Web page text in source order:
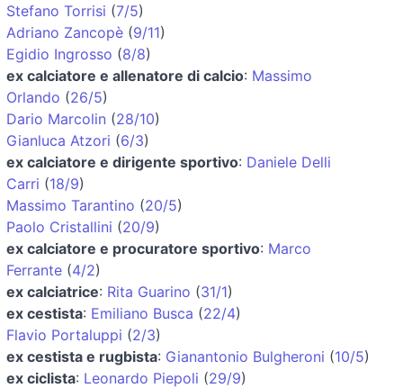
Stefano Torrisi (7/5)
Adriano Zancopè (9/11)
Egidio Ingrosso (8/8)
ex calciatore e allenatore di calcio: Massimo
Orlando (26/5)
Dario Marcolin (28/10)
Gianluca Atzori (6/3)
ex calciatore e dirigente sportivo: Daniele Delli
Carri (18/9)
Massimo Tarantino (20/5)
Paolo Cristallini (20/9)
ex calciatore e procuratore sportivo: Marco
Ferrante (4/2)
ex calciatrice: Rita Guarino (31/1)
ex cestista: Emiliano Busca (22/4)
Flavio Portaluppi (2/3)
ex cestista e rugbista: Gianantonio Bulgheroni (10/5)
ex ciclista: Leonardo Piepoli (29/9)